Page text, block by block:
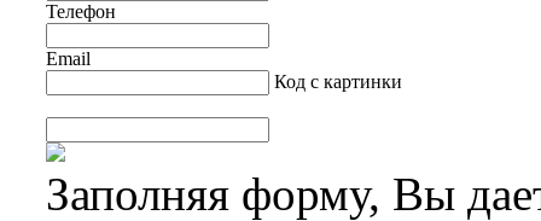
Телефон
Email
Код с картинки
Заполняя форму, Вы